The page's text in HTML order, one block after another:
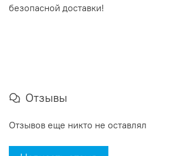
безопасной доставки!
Отзывы
Отзывов еще никто не оставлял